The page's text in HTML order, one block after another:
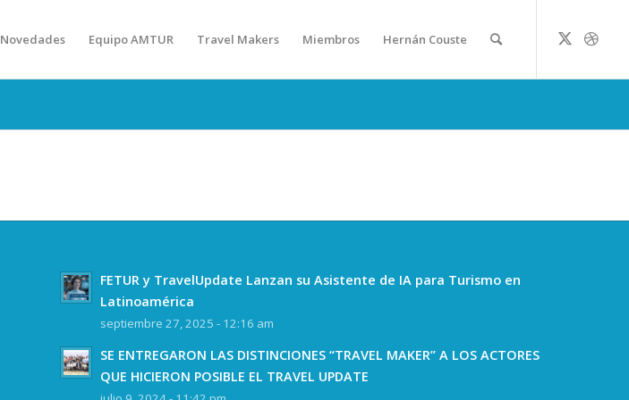
Novedades Equipo AMTUR Travel Makers Miembros Hernán Couste
FETUR y TravelUpdate Lanzan su Asistente de IA para Turismo en
Latinoamérica
septiembre 27, 2025 - 12:16 am
SE ENTREGARON LAS DISTINCIONES “TRAVEL MAKER” A LOS ACTORES
QUE HICIERON POSIBLE EL TRAVEL UPDATE